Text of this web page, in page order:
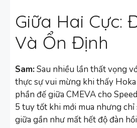
Giữa Hai Cực:
Và Ổn Định
Sam:Sau nhiều lần thất vọng
thực sự vui mừng khi thấy
phần đế giữa CMEVA cho
5 tuy tốt khi mới mua nhưng chỉ
giữa gần như mất hết độ đàn